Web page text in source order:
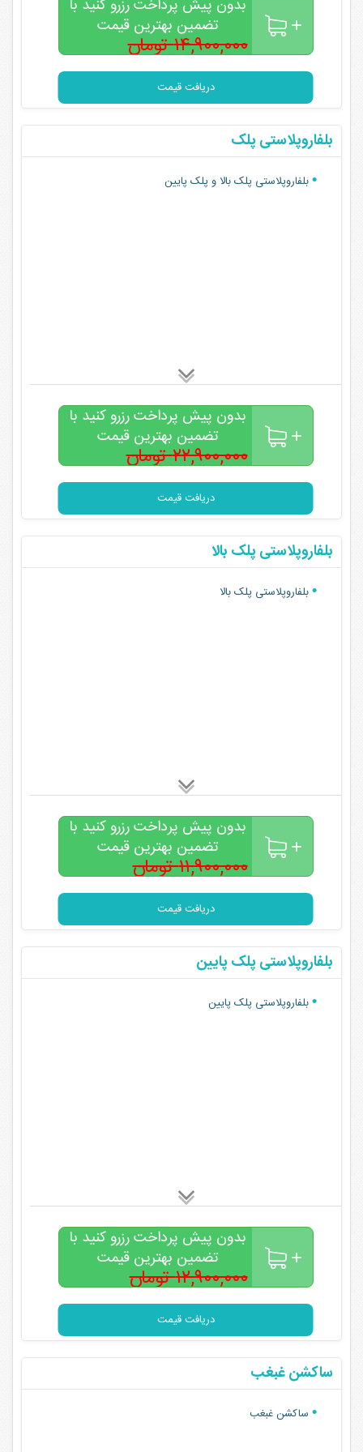
بدون پیش پرداخت رزرو کنید با
تضمین بهترین قیمت
۱۴,۹۰۰,۰۰۰ تومان
۱۲,۹۰۰,۰۰۰تومان
دریافت قیمت
بلفاروپلاستی پلک
بلفاروپلاستی پلک بالا و پلک پایین
بدون پیش پرداخت رزرو کنید با
تضمین بهترین قیمت
۲۲,۹۰۰,۰۰۰ تومان
۱۸,۵۰۰,۰۰۰تومان
دریافت قیمت
بلفاروپلاستی پلک بالا
بلفاروپلاستی پلک بالا
بدون پیش پرداخت رزرو کنید با
تضمین بهترین قیمت
۱۱,۹۰۰,۰۰۰ تومان
۸,۹۰۰,۰۰۰تومان
دریافت قیمت
بلفاروپلاستی پلک پایین
بلفاروپلاستی پلک پایین
بدون پیش پرداخت رزرو کنید با
تضمین بهترین قیمت
۱۲,۹۰۰,۰۰۰ تومان
۹,۹۰۰,۰۰۰تومان
دریافت قیمت
ساکشن غبغب
ساکشن غبغب